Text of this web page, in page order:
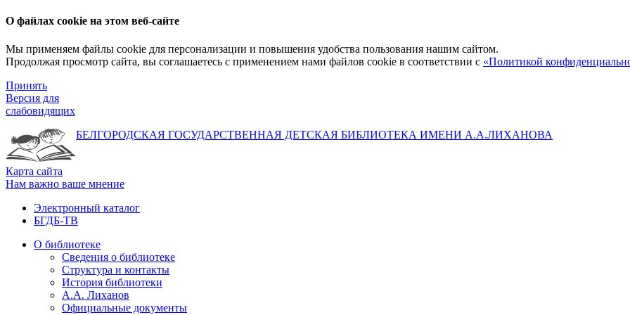
О файлах cookie на этом веб-сайте
Мы применяем файлы cookie для персонализации и повышения удобства пользования нашим сайтом.
Продолжая просмотр сайта, вы соглашаетесь с применением нами файлов cookie в соответствии с «Политикой
Принять
Версия для
слабовидящих
БЕЛГОРОДСКАЯ ГОСУДАРСТВЕННАЯ ДЕТСКАЯ БИБЛИОТЕКА ИМЕНИ А.А.ЛИХАНОВА
Карта сайта
Нам важно ваше мнение
Электронный каталог
БГДБ-ТВ
О библиотеке
Сведения о библиотеке
Структура и контакты
История библиотеки
А.А. Лиханов
Официальные документы